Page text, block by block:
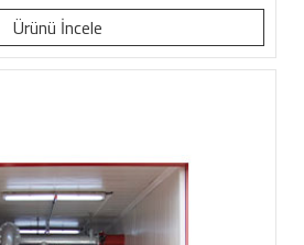
Ürünü İncele